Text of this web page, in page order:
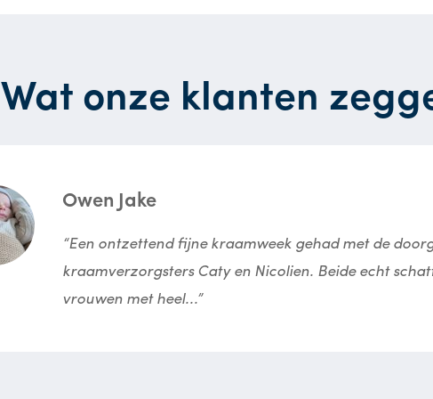
Wat onze klanten
Owen Jake
“Een ontzettend fijne kraamweek gehad met de
kraamverzorgsters Caty en Nicolien. Beide echt
vrouwen met heel...”